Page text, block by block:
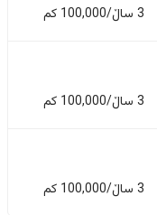
3 ساڵ/100,000 کم
3 ساڵ/100,000 کم
3 ساڵ/100,000 کم